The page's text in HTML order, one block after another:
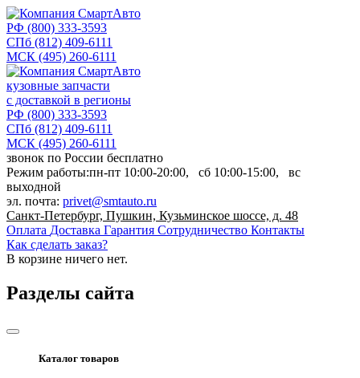
РФ (800) 333-3593
СПб (812) 409-6111
МСК (495) 260-6111
кузовные запчасти
с доставкой в регионы
РФ (800) 333-3593
СПб (812) 409-6111
МСК (495) 260-6111
звонок по России бесплатно
Режим работы:пн-пт 10:00-20:00, сб 10:00-15:00, вс
выходной
эл. почта: privet@smtauto.ru
Санкт-Петербург, Пушкин, Кузьминское шоссе, д. 48
Оплата Доставка Гарантия Сотрудничество Контакты
Как сделать заказ?
В корзине ничего нет.
Разделы сайта
Каталог товаров